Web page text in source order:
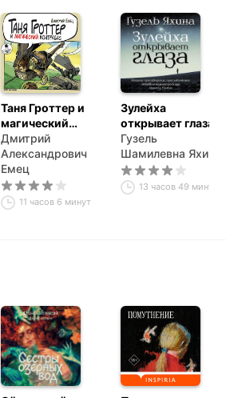
Таня Гроттер и
магический
контрабас
Дмитрий
Александрович
Емец
11 часов 6 минут
Зулейха
открывает глаза
Гузель
Шамилевна Яхина
13 часов 49 минут